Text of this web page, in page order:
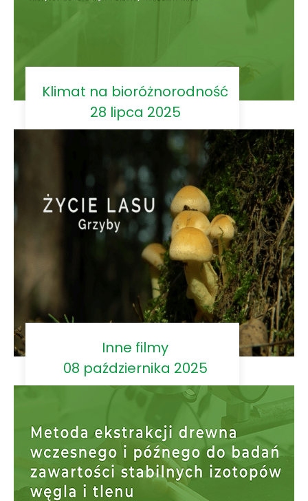
Klimat na bioróżnorodność
28 lipca 2025
Inne filmy
08 października 2025